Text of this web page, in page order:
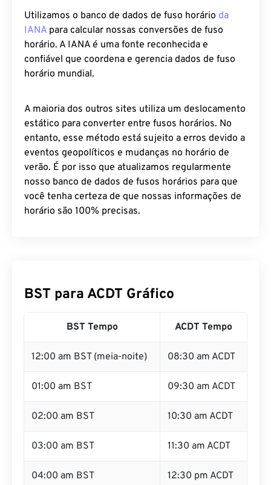
Utilizamos o banco de dados de fuso horário da
IANA para calcular nossas conversões de fuso
horário. A IANA é uma fonte reconhecida e
confiável que coordena e gerencia dados de fuso
horário mundial.
A maioria dos outros sites utiliza um deslocamento
estático para converter entre fusos horários. No
entanto, esse método está sujeito a erros devido a
eventos geopolíticos e mudanças no horário de
verão. É por isso que atualizamos regularmente
nosso banco de dados de fusos horários para que
você tenha certeza de que nossas informações de
horário são 100% precisas.
BST para ACDT Gráfico
BST Tempo ACDT Tempo
12:00 am BST (meia-noite) 08:30 am ACDT
01:00 am BST 09:30 am ACDT
02:00 am BST 10:30 am ACDT
03:00 am BST 11:30 am ACDT
04:00 am BST 12:30 pm ACDT